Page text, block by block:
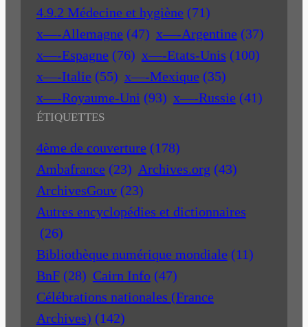
4.9.2 Médecine et hygiène (71)
x—-Allemagne (47) x—-Argentine (37)
x—-Espagne (76) x—-Etats-Unis (100)
x—-Italie (55) x—-Mexique (35)
x—-Royaume-Uni (93) x—-Russie (41)
ÉTIQUETTES
4ème de couverture (178)
Ambafrance (23) Archives.org (43)
ArchivesGouv (23)
Autres encyclopédies et dictionnaires
(26)
Bibliothèque numérique mondiale (11)
BnF (28) Cairn Info (47)
Célébrations nationales (France
Archives) (142)